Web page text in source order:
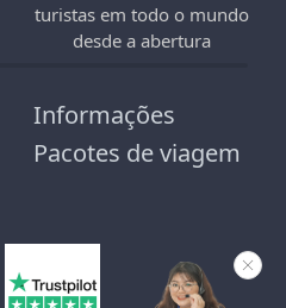
turistas em todo o mundo
desde a abertura
Informações
Pacotes de viagem